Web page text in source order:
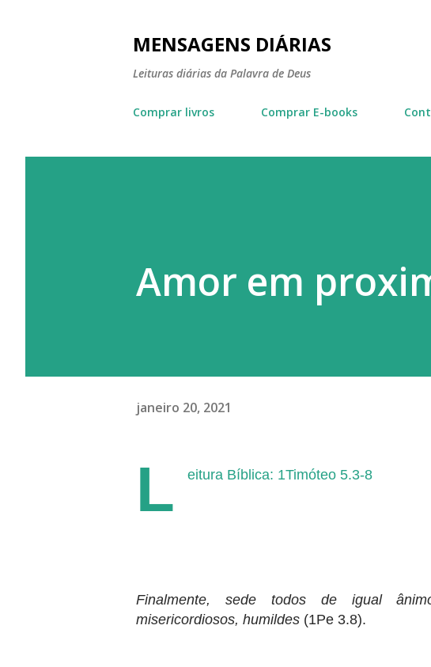
MENSAGENS DIÁRIAS
Leituras diárias da Palavra de Deus
Comprar livros Comprar E-books
Amor em
janeiro 20, 2021
L eitura Bíblica: 1Timóteo 5.3-8
Finalmente, sede todos de igual
misericordiosos, humildes (1Pe 3.8).